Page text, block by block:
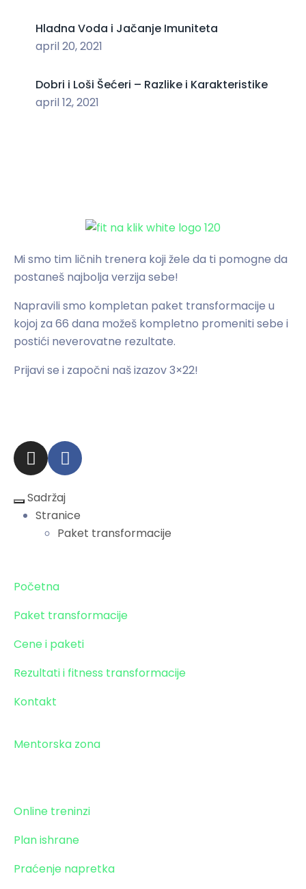
Hladna Voda i Jačanje Imuniteta
april 20, 2021
Dobri i Loši Šećeri – Razlike i Karakteristike
april 12, 2021
Mi smo tim ličnih trenera koji žele da ti pomogne da
postaneš najbolja verzija sebe!
Napravili smo kompletan paket transformacije u
kojoj za 66 dana možeš kompletno promeniti sebe i
postići neverovatne rezultate.
Prijavi se i započni naš izazov 3×22!
Sadržaj
Stranice
Paket transformacije
Početna
Paket transformacije
Cene i paketi
Rezultati i fitness transformacije
Kontakt
Mentorska zona
Online treninzi
Plan ishrane
Praćenje napretka